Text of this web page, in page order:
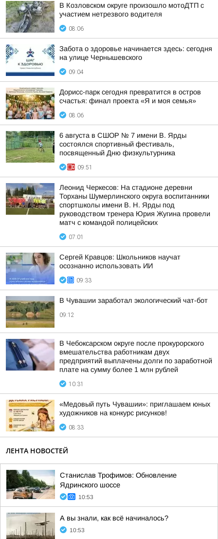
В Козловском округе произошло мотоДТП с
участием нетрезвого водителя
08:06
Забота о здоровье начинается здесь: сегодня
на улице Чернышевского
09:04
Дорисс-парк сегодня превратится в остров
счастья: финал проекта «Я и моя семья»
08:06
6 августа в СШОР № 7 имени В. Ярды
состоялся спортивный фестиваль,
посвященный Дню физкультурника
09:51
Леонид Черкесов: На стадионе деревни
Торханы Шумерлинского округа воспитанники
спортшколы имени В. Н. Ярды под
руководством тренера Юрия Жугина провели
матч с командой полицейских
07:01
Сергей Кравцов: Школьников научат
осознанно использовать ИИ
09:33
В Чувашии заработал экологический чат-бот
09:12
В Чебоксарском округе после прокурорского
вмешательства работникам двух
предприятий выплачены долги по заработной
плате на сумму более 1 млн рублей
10:31
«Медовый путь Чувашии»: приглашаем юных
художников на конкурс рисунков!
08:33
ЛЕНТА НОВОСТЕЙ
Станислав Трофимов: Обновление
Ядринского шоссе
10:53
А вы знали, как всё начиналось?
10:53